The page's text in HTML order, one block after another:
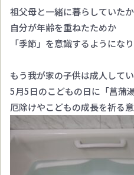
祖父母と一緒に暮らしていた
自分が年齢を重ねたためか
「季節」を意識するようになり
もう我が家の子供は成人して
5月5日のこどもの日に「菖蒲
厄除けやこどもの成長を祈る